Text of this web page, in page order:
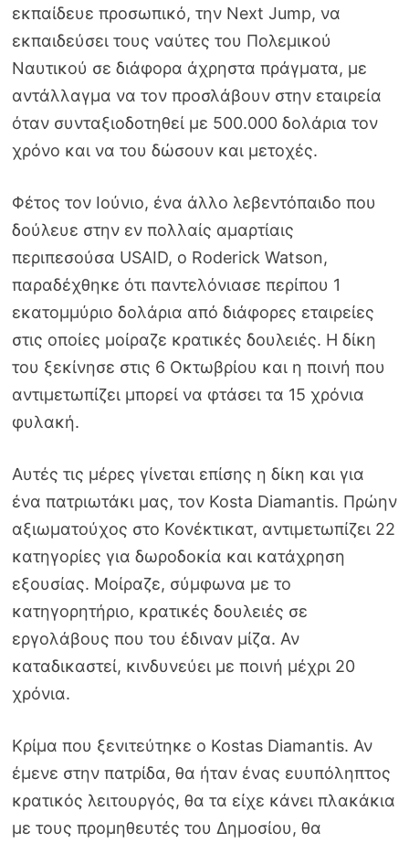
εκπαίδευε προσωπικό, την Next Jump, να
εκπαιδεύσει τους ναύτες του Πολεμικού
Ναυτικού σε διάφορα άχρηστα πράγματα, με
αντάλλαγμα να τον προσλάβουν στην εταιρεία
όταν συνταξιοδοτηθεί με 500.000 δολάρια τον
χρόνο και να του δώσουν και μετοχές.
Φέτος τον Ιούνιο, ένα άλλο λεβεντόπαιδο που
δούλευε στην εν πολλαίς αμαρτίαις
περιπεσούσα USAID, o Roderick Watson,
παραδέχθηκε ότι παντελόνιασε περίπου 1
εκατομμύριο δολάρια από διάφορες εταιρείες
στις οποίες μοίραζε κρατικές δουλειές. Η δίκη
του ξεκίνησε στις 6 Οκτωβρίου και η ποινή που
αντιμετωπίζει μπορεί να φτάσει τα 15 χρόνια
φυλακή.
Αυτές τις μέρες γίνεται επίσης η δίκη και για
ένα πατριωτάκι μας, τον Kosta Diamantis. Πρώην
αξιωματούχος στο Κονέκτικατ, αντιμετωπίζει 22
κατηγορίες για δωροδοκία και κατάχρηση
εξουσίας. Μοίραζε, σύμφωνα με το
κατηγορητήριο, κρατικές δουλειές σε
εργολάβους που του έδιναν μίζα. Αν
καταδικαστεί, κινδυνεύει με ποινή μέχρι 20
χρόνια.
Κρίμα που ξενιτεύτηκε ο Kostas Diamantis. Αν
έμενε στην πατρίδα, θα ήταν ένας ευυπόληπτος
κρατικός λειτουργός, θα τα είχε κάνει πλακάκια
με τους προμηθευτές του Δημοσίου, θα